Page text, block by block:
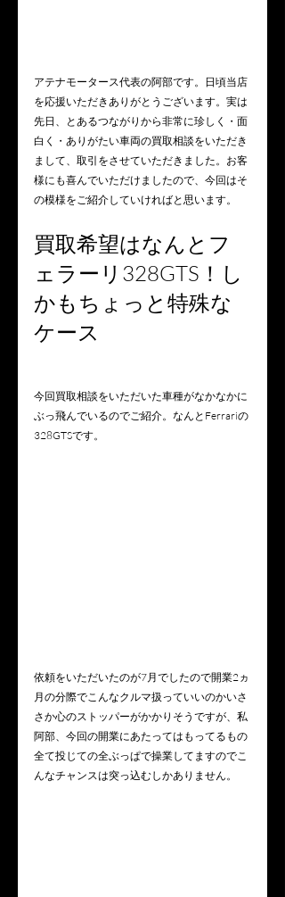
アテナモータース代表の阿部です。日頃当店
を応援いただきありがとうございます。実は
先日、とあるつながりから非常に珍しく・面
白く・ありがたい車両の買取相談をいただき
まして、取引をさせていただきました。お客
様にも喜んでいただけましたので、今回はそ
の模様をご紹介していければと思います。
買取希望はなんとフ
ェラーリ328GTS！し
かもちょっと特殊な
ケース
今回買取相談をいただいた車種がなかなかに
ぶっ飛んでいるのでご紹介。なんとFerrariの
328GTSです。
依頼をいただいたのが7月でしたので開業2ヵ
月の分際でこんなクルマ扱っていいのかいさ
さか心のストッパーがかかりそうですが、私
阿部、今回の開業にあたってはもってるもの
全て投じての全ぶっぱで操業してますのでこ
んなチャンスは突っ込むしかありません。